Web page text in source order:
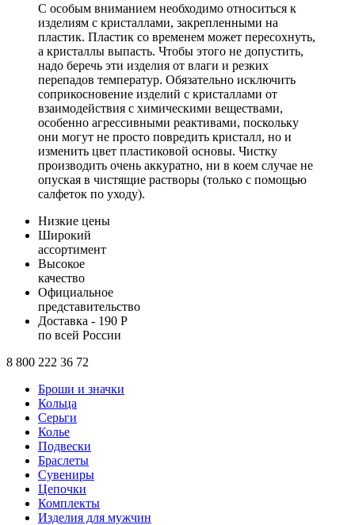
С особым вниманием необходимо относиться к
изделиям с кристаллами, закрепленными на
пластик. Пластик со временем может пересохнуть,
а кристаллы выпасть. Чтобы этого не допустить,
надо беречь эти изделия от влаги и резких
перепадов температур. Обязательно исключить
соприкосновение изделий с кристаллами от
взаимодействия с химическими веществами,
особенно агрессивными реактивами, поскольку
они могут не просто повредить кристалл, но и
изменить цвет пластиковой основы. Чистку
производить очень аккуратно, ни в коем случае не
опуская в чистящие растворы (только с помощью
салфеток по уходу).
Низкие цены
Широкий
ассортимент
Высокое
качество
Официальное
представительство
Доставка - 190 Р
по всей России
8 800 222 36 72
Броши и значки
Кольца
Серьги
Колье
Подвески
Браслеты
Сувениры
Цепочки
Комплекты
Изделия для мужчин